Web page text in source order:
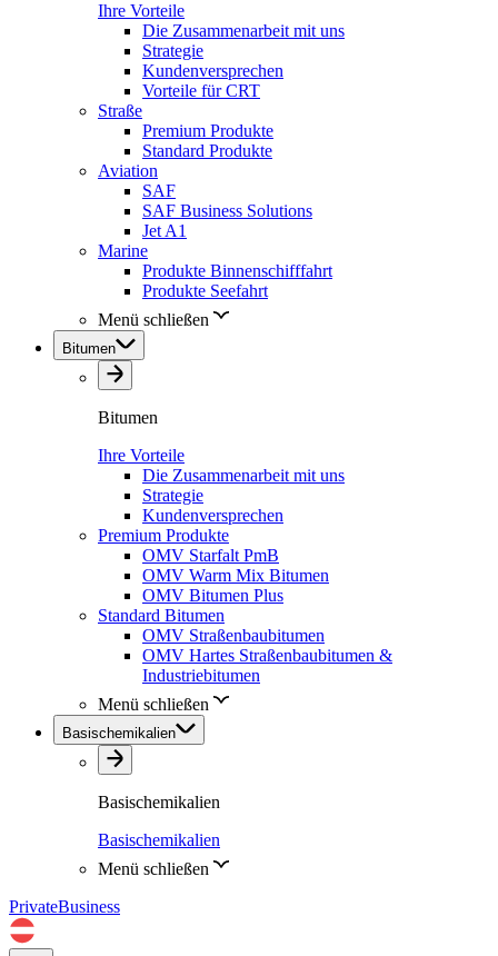
Ihre Vorteile
Die Zusammenarbeit mit uns
Strategie
Kundenversprechen
Vorteile für CRT
Straße
Premium Produkte
Standard Produkte
Aviation
SAF
SAF Business Solutions
Jet A1
Marine
Produkte Binnenschifffahrt
Produkte Seefahrt
Menü schließen
Bitumen
Bitumen
Ihre Vorteile
Die Zusammenarbeit mit uns
Strategie
Kundenversprechen
Premium Produkte
OMV Starfalt PmB
OMV Warm Mix Bitumen
OMV Bitumen Plus
Standard Bitumen
OMV Straßenbaubitumen
OMV Hartes Straßenbaubitumen &
Industriebitumen
Menü schließen
Basischemikalien
Basischemikalien
Basischemikalien
Menü schließen
PrivateBusiness